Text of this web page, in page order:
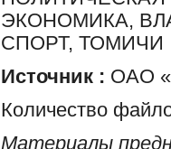
ЭКОНОМИКА,
СПОРТ, ТОМИЧИ
Источник : ОАО
Количество
Материалы